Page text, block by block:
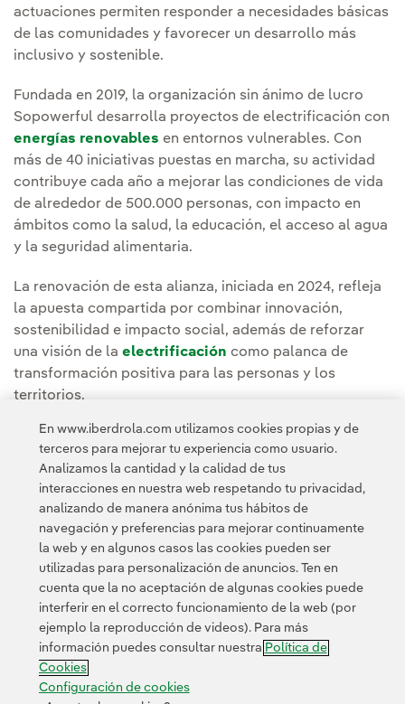
actuaciones permiten responder a necesidades básicas
de las comunidades y favorecer un desarrollo más
inclusivo y sostenible.
Fundada en 2019, la organización sin ánimo de lucro
Sopowerful desarrolla proyectos de electrificación con
energías renovables en entornos vulnerables. Con
más de 40 iniciativas puestas en marcha, su actividad
contribuye cada año a mejorar las condiciones de vida
de alrededor de 500.000 personas, con impacto en
ámbitos como la salud, la educación, el acceso al agua
y la seguridad alimentaria.
La renovación de esta alianza, iniciada en 2024, refleja
la apuesta compartida por combinar innovación,
sostenibilidad e impacto social, además de reforzar
una visión de la electrificación como palanca de
transformación positiva para las personas y los
territorios.
Puedes leer la noticia competa en laSala de
comunicación de Iberdrola Italia.
Contacta Política de Privacidad Información legal
Política de cookies Configuración de cookies Accesibilidad
Canal de denuncias
En www.iberdrola.com utilizamos cookies propias y de
terceros para mejorar tu experiencia como usuario.
Analizamos la cantidad y la calidad de tus
interacciones en nuestra web respetando tu privacidad,
analizando de manera anónima tus hábitos de
navegación y preferencias para mejorar continuamente
la web y en algunos casos las cookies pueden ser
utilizadas para personalización de anuncios. Ten en
cuenta que la no aceptación de algunas cookies puede
interferir en el correcto funcionamiento de la web (por
ejemplo la reproducción de videos). Para más
información puedes consultar nuestra Política de
Cookies
Configuración de cookies